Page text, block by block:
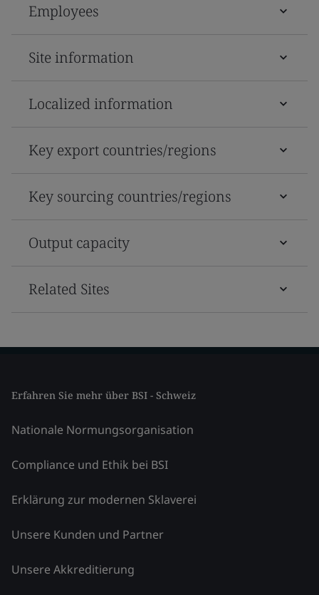
Employees
Site information
Localized information
Key export countries/regions
Key sourcing countries/regions
Output capacity
Related Sites
Erfahren Sie mehr über BSI - Schweiz
Nationale Normungsorganisation
Compliance und Ethik bei BSI
Erklärung zur modernen Sklaverei
Unsere Kunden und Partner
Unsere Akkreditierung